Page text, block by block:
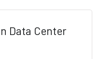
Data Center